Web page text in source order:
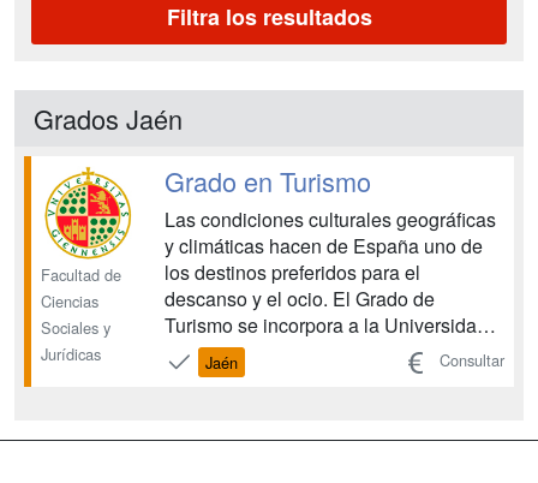
Filtra los resultados
Grados Jaén
Facultad de
Ciencias
Sociales y
Jurídicas
Grado en Turismo
Las condiciones culturales geográficas
y climáticas hacen de España uno de
los destinos preferidos para el
descanso y el ocio. El Grado de
Turismo se incorpora a la Universidad
de Jaén, como respuesta a la demanda
de profesionales especialistas en el
Jaén Consultar